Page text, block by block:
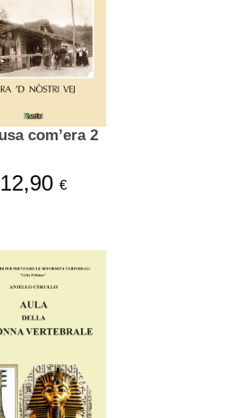
Valsusa com’era 2
12,90 €